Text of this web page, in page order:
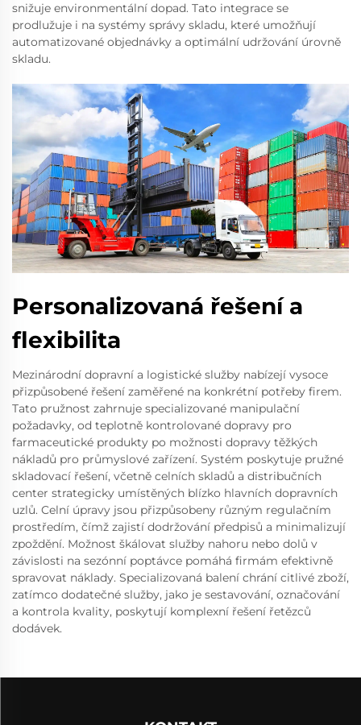
snižuje environmentální dopad. Tato integrace se
prodlužuje i na systémy správy skladu, které umožňují
automatizované objednávky a optimální udržování úrovně
skladu.
Personalizovaná řešení a
flexibilita
Mezinárodní dopravní a logistické služby nabízejí vysoce
přizpůsobené řešení zaměřené na konkrétní potřeby firem.
Tato pružnost zahrnuje specializované manipulační
požadavky, od teplotně kontrolované dopravy pro
farmaceutické produkty po možnosti dopravy těžkých
nákladů pro průmyslové zařízení. Systém poskytuje pružné
skladovací řešení, včetně celních skladů a distribučních
center strategicky umístěných blízko hlavních dopravních
uzlů. Celní úpravy jsou přizpůsobeny různým regulačním
prostředím, čímž zajistí dodržování předpisů a minimalizují
zpoždění. Možnost škálovat služby nahoru nebo dolů v
závislosti na sezónní poptávce pomáhá firmám efektivně
spravovat náklady. Specializovaná balení chrání citlivé zboží,
zatímco dodatečné služby, jako je sestavování, označování
a kontrola kvality, poskytují komplexní řešení řetězců
dodávek.